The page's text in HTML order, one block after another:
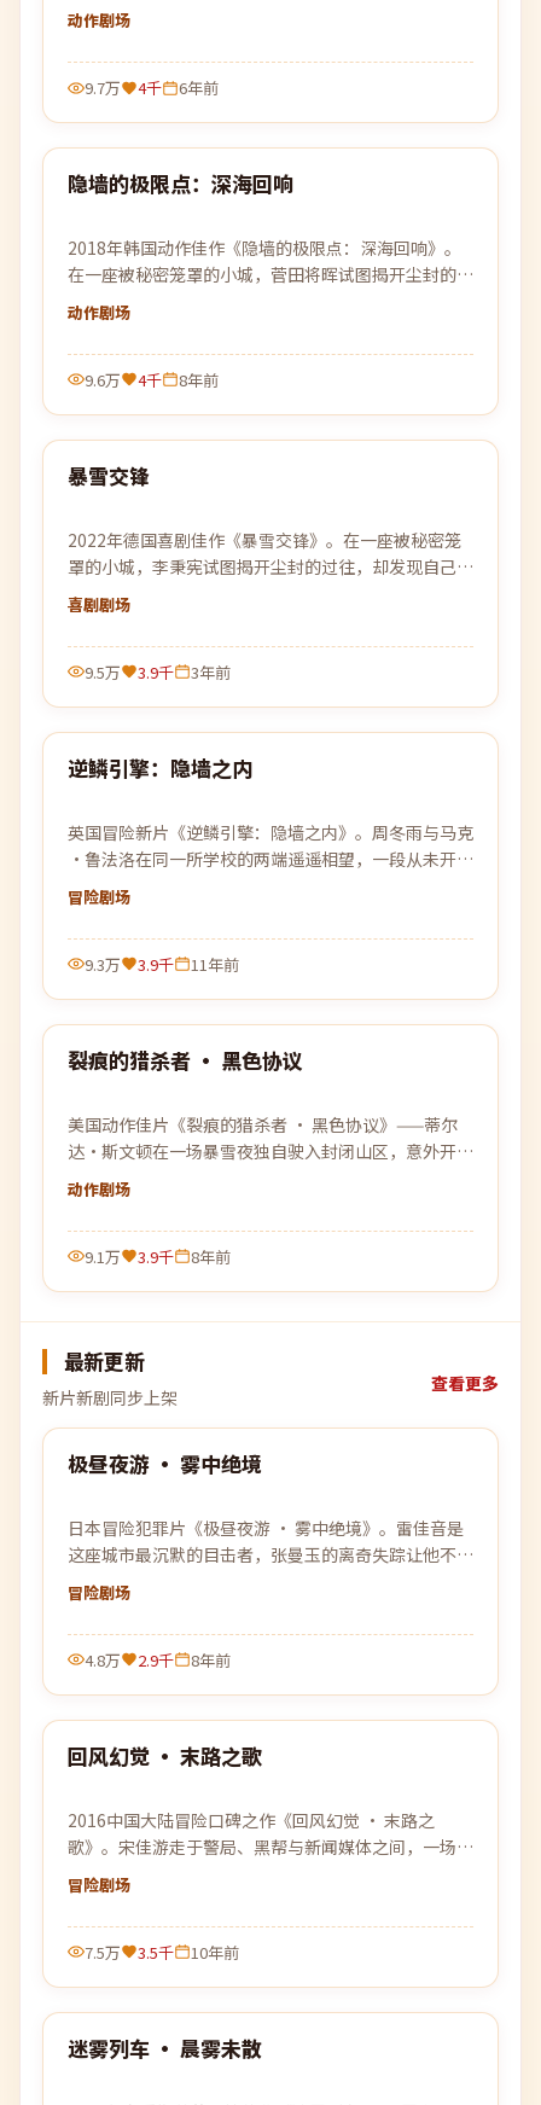
动作剧场
9.7万 4千 6年前
热门
99:43
隐墙的极限点：深海回响
2018年韩国动作佳作《隐墙的极限点：深海回响》。
在一座被秘密笼罩的小城，菅田将晖试图揭开尘封的过
往，却发现自己也已身陷局中。
动作剧场
9.6万 4千 8年前
热门
99:27
暴雪交锋
2022年德国喜剧佳作《暴雪交锋》。在一座被秘密笼
罩的小城，李秉宪试图揭开尘封的过往，却发现自己也
已身陷局中。
喜剧剧场
9.5万 3.9千 3年前
热门
99:57
逆鳞引擎：隐墙之内
英国冒险新片《逆鳞引擎：隐墙之内》。周冬雨与马克
·鲁法洛在同一所学校的两端遥遥相望，一段从未开始
的故事悄悄改变了彼此的人生。
冒险剧场
9.3万 3.9千 11年前
热门
裂痕的猎杀者 · 黑色协议
美国动作佳片《裂痕的猎杀者 · 黑色协议》——蒂尔
达·斯文顿在一场暴雪夜独自驶入封闭山区，意外开启
了一连串无法被解释的事件。
动作剧场
9.1万 3.9千 8年前
最新更新
新片新剧同步上架
查看更多
最新
89:03
极昼夜游 · 雾中绝境
日本冒险犯罪片《极昼夜游 · 雾中绝境》。雷佳音是
这座城市最沉默的目击者，张曼玉的离奇失踪让他不得
不再次踏入早已离开的旧战场。
冒险剧场
4.8万 2.9千 8年前
最新
回风幻觉 · 末路之歌
2016中国大陆冒险口碑之作《回风幻觉 · 末路之
歌》。宋佳游走于警局、黑帮与新闻媒体之间，一场关
于信任与背叛的猫鼠游戏即将上演。
冒险剧场
7.5万 3.5千 10年前
最新
迷雾列车 · 晨雾未散